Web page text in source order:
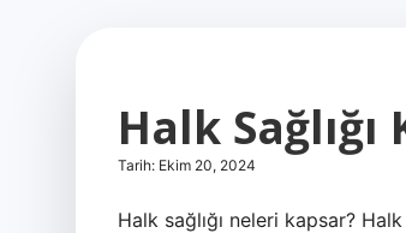
Halk
Tarih: Ekim 20, 2024
Halk sağlığı neleri kapsar?